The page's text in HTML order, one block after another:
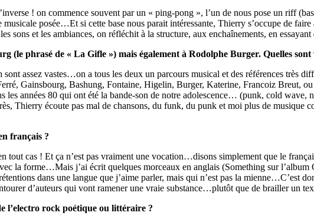
! on commence souvent par un « ping-pong », l’un de nous pose un riff
musicale posée…Et si cette base nous parait intéressante, Thierry s’occupe de
sons et les ambiances, on réfléchit à la structure, aux enchaînements, en
(le phrasé de « La Gifle ») mais également à Rodolphe Burger. Quelles sont
assez vastes…on a tous les deux un parcours musical et des références très
Gainsbourg, Bashung, Fontaine, Higelin, Burger, Katerine, Francoiz Breut,
les années 80 qui ont été la bande-son de notre adolescence… (punk, cold
Thierry écoute pas mal de chansons, du funk, du punk et moi plus de
français ?
tout cas ! Et ça n’est pas vraiment une vocation…disons simplement que le
la forme…Mais j’ai écrit quelques morceaux en anglais (Something sur
dans une langue que j’aime parler, mais qui n’est pas la mienne…C’est
d’auteurs qui vont ramener une vraie substance…plutôt que de brailler un
l’electro rock poétique ou littéraire ?